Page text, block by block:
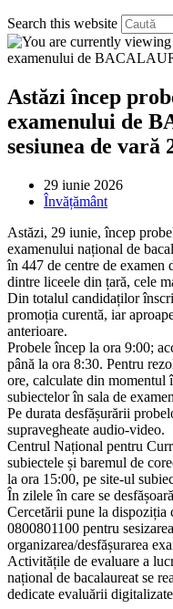
Search this website
Astăzi încep
examenului de
sesiunea de vară
Post
published:
29 iunie 2026
Post
Învățământ
Astăzi, 29 iunie, încep
examenului național de
în 447 de centre de examen
dintre liceele din țară, cele
Din totalul candidaților
promoția curentă, iar
anterioare.
Probele încep la ora 9:00;
până la ora 8:30. Pentru
ore, calculate din momentul
subiectelor în sala de
Pe durata desfășurării
supravegheate audio-video.
Centrul Național pentru
subiectele și baremul de
la ora 15:00, pe site-ul
În zilele în care se
Cercetării pune la
0800801100 pentru
organizarea/desfășurarea
Activitățile de evaluare a
național de bacalaureat se
dedicate evaluării